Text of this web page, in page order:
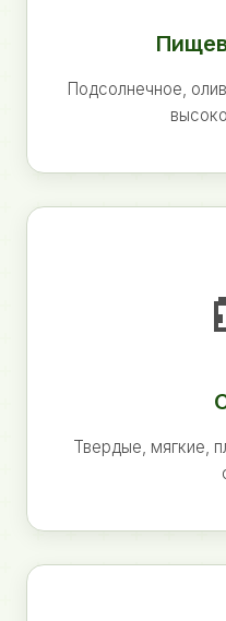
Подсолнечное,
Твердые, мягкие,